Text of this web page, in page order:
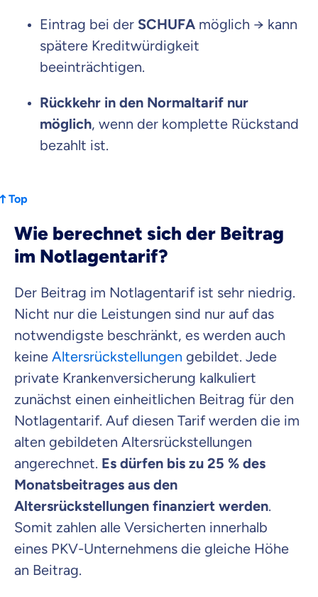
Eintrag bei der SCHUFA möglich → kann
spätere Kreditwürdigkeit
beeinträchtigen.
Rückkehr in den Normaltarif nur
möglich, wenn der komplette Rückstand
bezahlt ist.
Top
Wie berechnet sich der Beitrag
im Notlagentarif?
Der Beitrag im Notlagentarif ist sehr niedrig.
Nicht nur die Leistungen sind nur auf das
notwendigste beschränkt, es werden auch
keine Altersrückstellungen gebildet. Jede
private Krankenversicherung kalkuliert
zunächst einen einheitlichen Beitrag für den
Notlagentarif. Auf diesen Tarif werden die im
alten gebildeten Altersrückstellungen
angerechnet. Es dürfen bis zu 25 % des
Monatsbeitrages aus den
Altersrückstellungen finanziert werden.
Somit zahlen alle Versicherten innerhalb
eines PKV-Unternehmens die gleiche Höhe
an Beitrag.